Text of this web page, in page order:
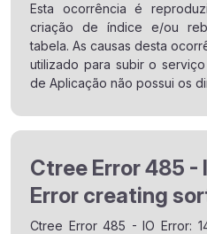
Esta ocorrência é
criação de índice e/ou
tabela. As causas desta
utilizado para subir o
de Aplicação não possui os
Ctree Error 485 -
Error creating
Ctree Error 485 - IO Error: